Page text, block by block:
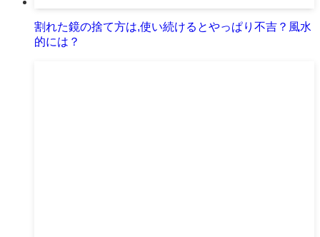
割れた鏡の捨て方は,使い続けるとやっぱり不吉？風水
的には？